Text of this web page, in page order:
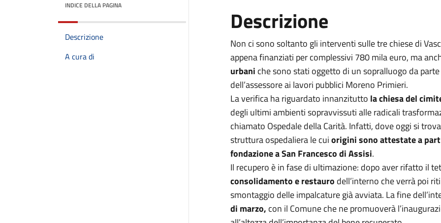
INDICE DELLA PAGINA
Descrizione
A cura di
Descrizione
Non ci sono soltanto gli interventi sulle tre chiese di
appena finanziati per complessivi 780 mila euro, ma
urbani che sono stati oggetto di un sopralluogo da
dell’assessore ai lavori pubblici Moreno Primieri.
La verifica ha riguardato innanzitutto la chiesa del
degli ultimi ambienti sopravvissuti alle radicali
chiamato Ospedale della Carità. Infatti, dove oggi si
struttura ospedaliera le cuiorigini sono attestate a
fondazione a San Francesco di Assisi.
Il recupero è in fase di ultimazione: dopo aver rifatto il
consolidamento e restauro dell’interno che verrà poi
smontaggio delle impalcature già avviata. La fine
di marzo, con il Comune che ne promuoverà